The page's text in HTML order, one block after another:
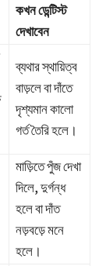
কখন ডেন্টিস্ট
দেখাবেন
ব্যথার স্থায়িত্ব
বাড়লে বা দাঁতে
দৃশ্যমান কালো
গর্ত তৈরি হলে।
মাড়িতে পুঁজ দেখা
দিলে, দুর্গন্ধ
হলে বা দাঁত
নড়বড়ে মনে
হলে।